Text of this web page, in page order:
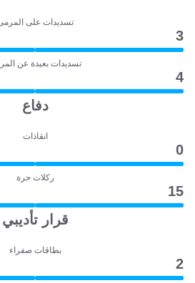
تسديدات على
3
تسديدات بعيدة عن
4
دفاع
انقاذات
0
ركلات حرة
15
قرار تأديبي
بطاقات صفراء
2